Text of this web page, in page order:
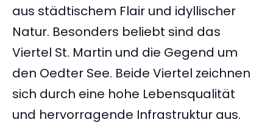
aus städtischem Flair und idyllischer
Natur. Besonders beliebt sind das
Viertel St. Martin und die Gegend um
den Oedter See. Beide Viertel zeichnen
sich durch eine hohe Lebensqualität
und hervorragende Infrastruktur aus.